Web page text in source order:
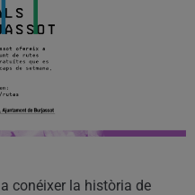
conéixer la història de